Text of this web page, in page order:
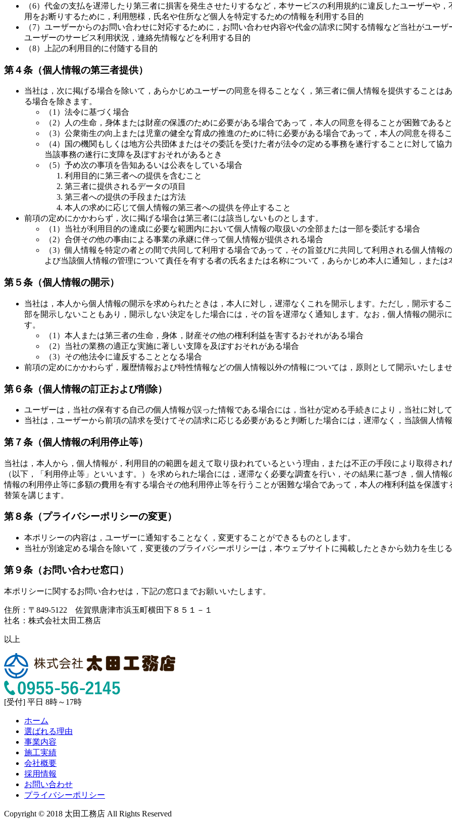
（6）代金の支払を遅滞したり第三者に損害を発生させたりするなど，本サービスの利用規約に違反したユーザーや
用をお断りするために，利用態様，氏名や住所など個人を特定するための情報を利用する目的
（7）ユーザーからのお問い合わせに対応するために，お問い合わせ内容や代金の請求に関する情報など当社がユー
ユーザーのサービス利用状況，連絡先情報などを利用する目的
（8）上記の利用目的に付随する目的
第４条（個人情報の第三者提供）
当社は，次に掲げる場合を除いて，あらかじめユーザーの同意を得ることなく，第三者に個人情報を提供することは
る場合を除きます。
（1）法令に基づく場合
（2）人の生命，身体または財産の保護のために必要がある場合であって，本人の同意を得ることが困難である
（3）公衆衛生の向上または児童の健全な育成の推進のために特に必要がある場合であって，本人の同意を得る
（4）国の機関もしくは地方公共団体またはその委託を受けた者が法令の定める事務を遂行することに対して協
当該事務の遂行に支障を及ぼすおそれがあるとき
（5）予め次の事項を告知あるいは公表をしている場合
利用目的に第三者への提供を含むこと
第三者に提供されるデータの項目
第三者への提供の手段または方法
本人の求めに応じて個人情報の第三者への提供を停止すること
前項の定めにかかわらず，次に掲げる場合は第三者には該当しないものとします。
（1）当社が利用目的の達成に必要な範囲内において個人情報の取扱いの全部または一部を委託する場合
（2）合併その他の事由による事業の承継に伴って個人情報が提供される場合
（3）個人情報を特定の者との間で共同して利用する場合であって，その旨並びに共同して利用される個人情
よび当該個人情報の管理について責任を有する者の氏名または名称について，あらかじめ本人に通知し，また
第５条（個人情報の開示）
当社は，本人から個人情報の開示を求められたときは，本人に対し，遅滞なくこれを開示します。ただし，開示する
部を開示しないこともあり，開示しない決定をした場合には，その旨を遅滞なく通知します。なお，個人情報の開示
す。
（1）本人または第三者の生命，身体，財産その他の権利利益を害するおそれがある場合
（2）当社の業務の適正な実施に著しい支障を及ぼすおそれがある場合
（3）その他法令に違反することとなる場合
前項の定めにかかわらず，履歴情報および特性情報などの個人情報以外の情報については，原則として開示いたしませ
第６条（個人情報の訂正および削除）
ユーザーは，当社の保有する自己の個人情報が誤った情報である場合には，当社が定める手続きにより，当社に対し
当社は，ユーザーから前項の請求を受けてその請求に応じる必要があると判断した場合には，遅滞なく，当該個人情
第７条（個人情報の利用停止等）
当社は，本人から，個人情報が，利用目的の範囲を超えて取り扱われているという理由，または不正の手段により取得さ
（以下，「利用停止等」といいます。）を求められた場合には，遅滞なく必要な調査を行い，その結果に基づき，個人情
情報の利用停止等に多額の費用を有する場合その他利用停止等を行うことが困難な場合であって，本人の権利利益を保護
替策を講じます。
第８条（プライバシーポリシーの変更）
本ポリシーの内容は，ユーザーに通知することなく，変更することができるものとします。
当社が別途定める場合を除いて，変更後のプライバシーポリシーは，本ウェブサイトに掲載したときから効力を生じる
第９条（お問い合わせ窓口）
本ポリシーに関するお問い合わせは，下記の窓口までお願いいたします。
住所：〒849-5122 佐賀県唐津市浜玉町横田下８５１－１
社名：株式会社太田工務店
以上
[受付] 平日 8時～17時
ホーム
選ばれる理由
事業内容
施工実績
会社概要
採用情報
お問い合わせ
プライバシーポリシー
Copyright © 2018 太田工務店 All Rights Reserved